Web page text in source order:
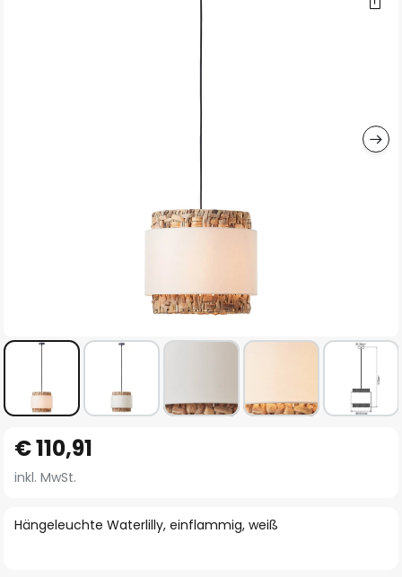
Anfang
der
springen
Hängeleuchte Waterlilly, einflammig, weiß
€ 110,91
inkl. MwSt.